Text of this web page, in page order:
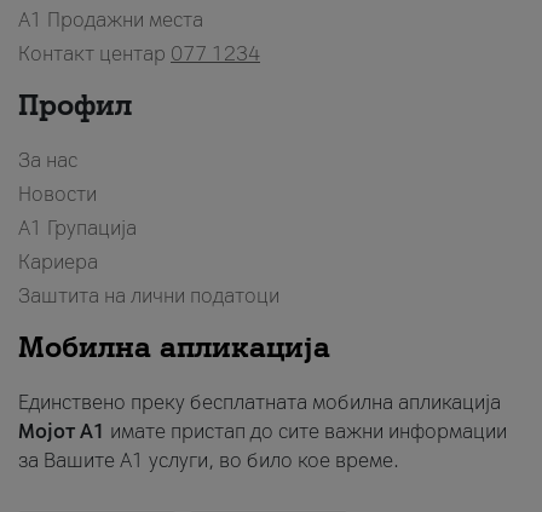
A1 Продажни места
Контакт центар 077 1234
Профил
За нас
Новости
А1 Групација
Кариера
Заштита на лични податоци
Мобилна апликација
Единствено преку бесплатната мобилна апликација
Мојот A1 имате пристап до сите важни информации
за Вашите A1 услуги, во било кое време.